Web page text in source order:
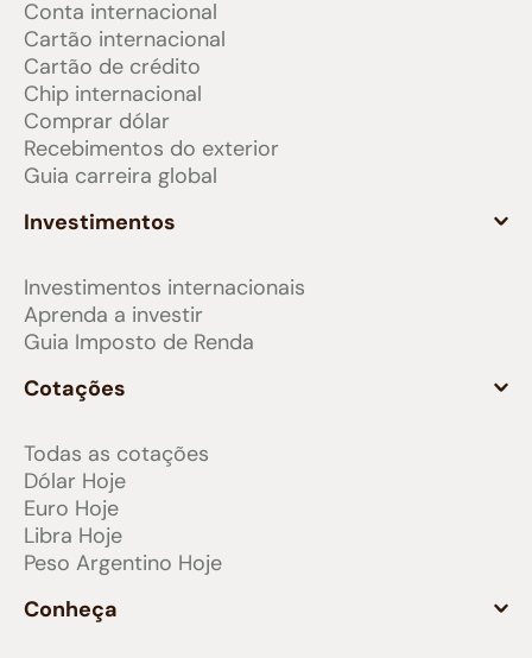
Conta internacional
Cartão internacional
Cartão de crédito
Chip internacional
Comprar dólar
Recebimentos do exterior
Guia carreira global
Investimentos
Investimentos internacionais
Aprenda a investir
Guia Imposto de Renda
Cotações
Todas as cotações
Dólar Hoje
Euro Hoje
Libra Hoje
Peso Argentino Hoje
Conheça